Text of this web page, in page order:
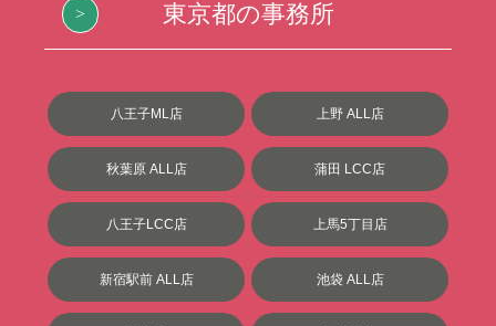
東京都の事務所
八王子ML店 上野 ALL店
秋葉原 ALL店 蒲田 LCC店
八王子LCC店 上馬5丁目店
新宿駅前 ALL店 池袋 ALL店